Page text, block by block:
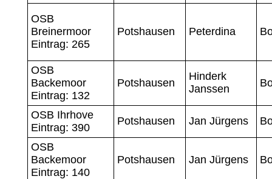
OSB
Breinermoor
Eintrag: 265
Potshausen Peterdina
OSB
Backemoor
Eintrag: 132
Potshausen
Hinderk
Janssen
OSB Ihrhove
Eintrag: 390
Potshausen Jan Jürgens
OSB
Backemoor
Eintrag: 140
Potshausen Jan Jürgens